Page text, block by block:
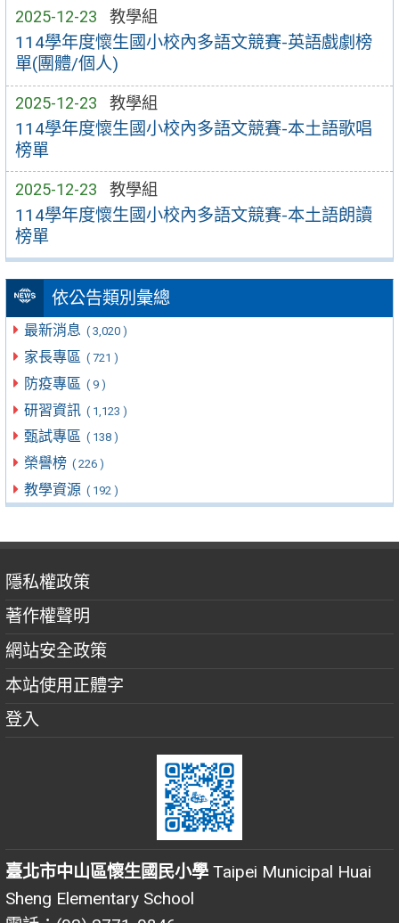
2025-12-23 教學組
114學年度懷生國小校內多語文競賽-英語戲劇榜
單(團體/個人)
2025-12-23 教學組
114學年度懷生國小校內多語文競賽-本土語歌唱
榜單
2025-12-23 教學組
114學年度懷生國小校內多語文競賽-本土語朗讀
榜單
依公告類別彙總
最新消息 ( 3,020 )
家長專區 ( 721 )
防疫專區 ( 9 )
研習資訊 ( 1,123 )
甄試專區 ( 138 )
榮譽榜 ( 226 )
教學資源 ( 192 )
隱私權政策
著作權聲明
網站安全政策
本站使用正體字
登入
臺北市中山區懷生國民小學 Taipei Municipal Huai
Sheng Elementary School